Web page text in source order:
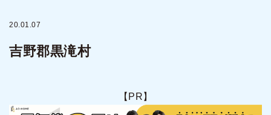
20.01.07
吉野郡黒滝村
【PR】